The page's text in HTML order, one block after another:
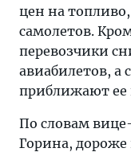
цен на
самолетов.
перевозчики
авиабилетов, а
приближают ее
По словам
Горина, дороже